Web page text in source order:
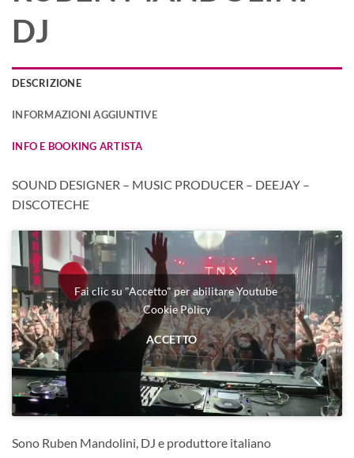
DJ
DESCRIZIONE
INFORMAZIONI AGGIUNTIVE
INFO E BOOKING ARTISTA
SOUND DESIGNER – MUSIC PRODUCER – DEEJAY –
DISCOTECHE
Fai clic su "Accetto" per abilitare Youtube
Cookie Policy
ACCETTO
Sono Ruben Mandolini, DJ e produttore italiano